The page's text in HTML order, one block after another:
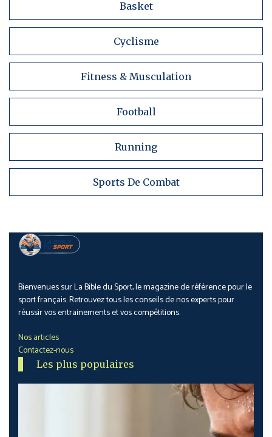
Basket
Cyclisme
Fitness & Musculation
Football
Running
Sports De Combat
Bienvenues sur La Bible du Sport, le magazine de référence pour le
sport français. Retrouvez tous les conseils de nos experts pour
réussir vos entrainements et vos compétitions.
Nos articles
Contactez-nous
Les plus populaires